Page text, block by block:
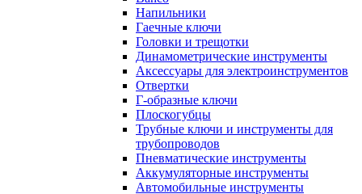
Напильники
Гаечные ключи
Головки и трещотки
Динамометрические инструменты
Аксессуары для электроинструментов
Отвертки
Г-образные ключи
Плоскогубцы
Трубные ключи и инструменты для
трубопроводов
Пневматические инструменты
Аккумуляторные инструменты
Автомобильные инструменты